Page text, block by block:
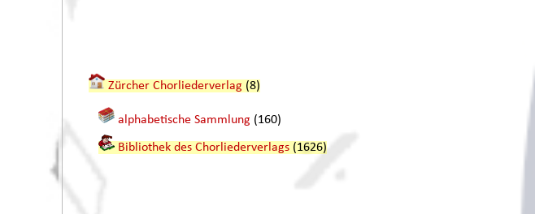
Zürcher Chorliederverlag (8)
alphabetische Sammlung (160)
Bibliothek des Chorliederverlags (1626)